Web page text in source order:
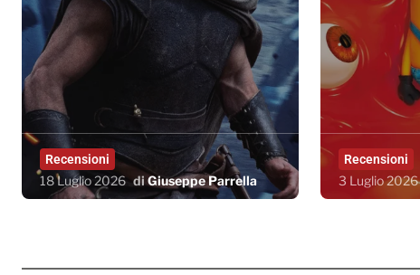
Recensioni
18 Luglio 2026 di Giuseppe Parrella
Recensioni
3 Luglio 2026